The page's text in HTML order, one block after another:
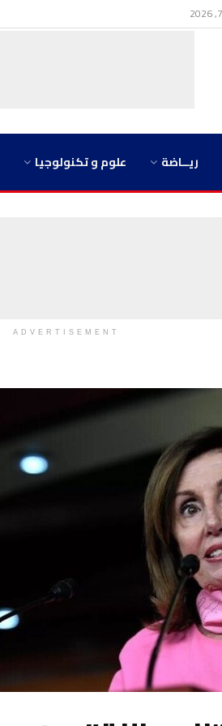
ريــاضة علوم و تكنولوجيا
ADVERTISEMENT